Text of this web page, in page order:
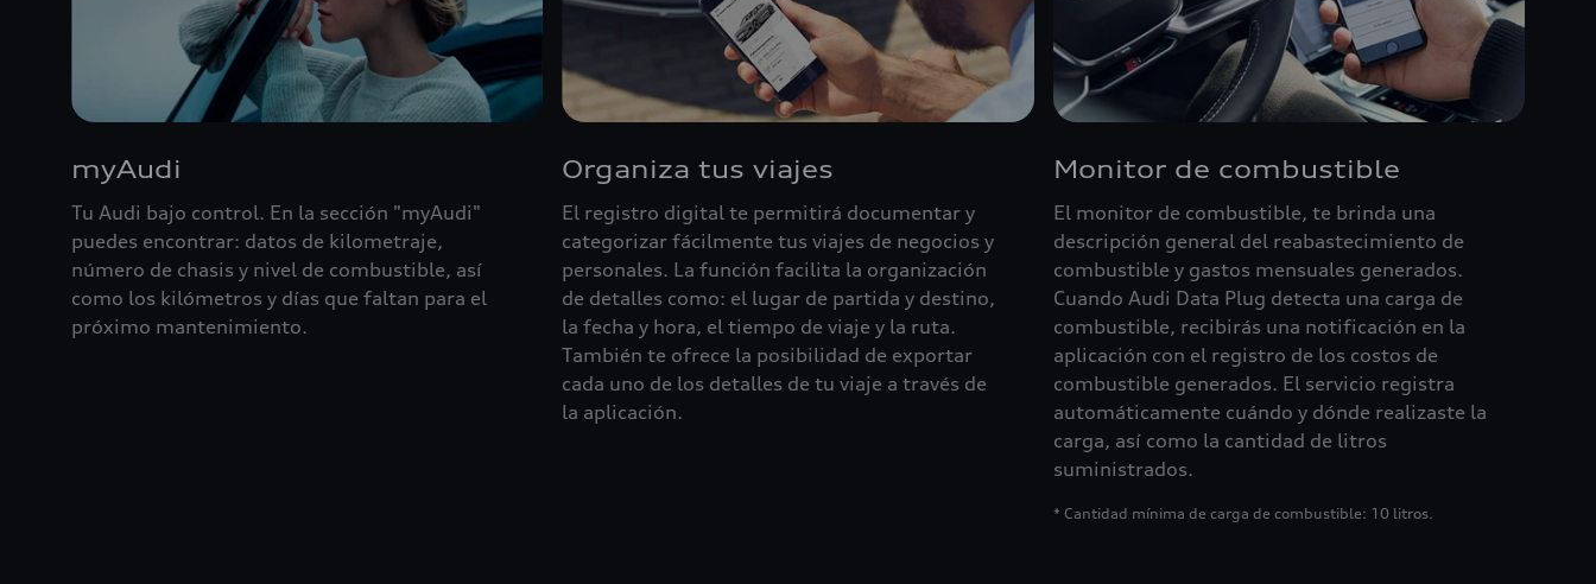
myAudi
Tu Audi bajo control. En la sección "myAudi"
puedes encontrar: datos de kilometraje,
número de chasis y nivel de combustible, así
como los kilómetros y días que faltan para el
próximo mantenimiento.
Organiza tus viajes
El registro digital te permitirá documentar y
categorizar fácilmente tus viajes de negocios y
personales. La función facilita la organización
de detalles como: el lugar de partida y destino,
la fecha y hora, el tiempo de viaje y la ruta.
También te ofrece la posibilidad de exportar
cada uno de los detalles de tu viaje a través de
la aplicación.
Monitor de combustible
El monitor de combustible, te brinda una
descripción general del reabastecimiento de
combustible y gastos mensuales generados.
Cuando Audi Data Plug detecta una carga de
combustible, recibirás una notificación en la
aplicación con el registro de los costos de
combustible generados. El servicio registra
automáticamente cuándo y dónde realizaste la
carga, así como la cantidad de litros
suministrados.
* Cantidad mínima de carga de combustible: 10 litros.